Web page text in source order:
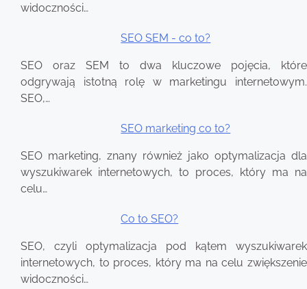
widoczności…
SEO SEM - co to?
SEO oraz SEM to dwa kluczowe pojęcia, które
odgrywają istotną rolę w marketingu internetowym.
SEO,…
SEO marketing co to?
SEO marketing, znany również jako optymalizacja dla
wyszukiwarek internetowych, to proces, który ma na
celu…
Co to SEO?
SEO, czyli optymalizacja pod kątem wyszukiwarek
internetowych, to proces, który ma na celu zwiększenie
widoczności…